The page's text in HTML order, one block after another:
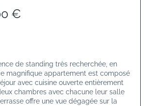
€
de standing très recherchée, en
magnifique appartement est composé
avec cuisine ouverte entièrement
chambres avec chacune leur salle
offre une vue dégagée sur la